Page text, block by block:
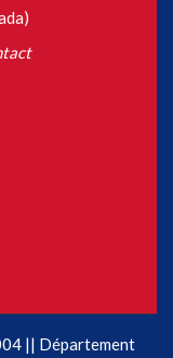
|| Département